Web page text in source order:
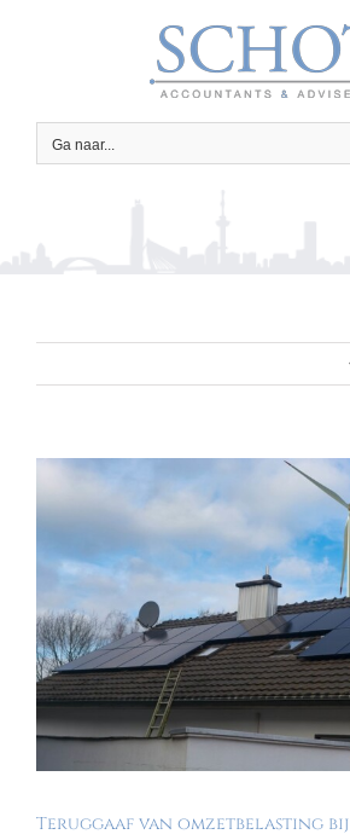
Ga naar...
Bekijk
grotere
afbeelding
Teruggaaf van omzetbelasting bij